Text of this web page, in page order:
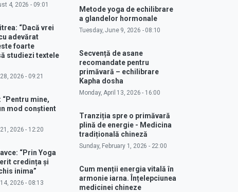
4, 2026 - 09:01
“Dacă vrei
adevărat
foarte
studiezi textele
2026 - 09:21
“Pentru mine,
mod conștient
2026 - 12:20
“Prin Yoga
credința și
inima”
2026 - 08:13
Metode yoga de echilibrare
a glandelor hormonale
Tuesday, June 9, 2026 - 08:10
Secvență de asane
recomandate pentru
primăvară – echilibrare
Kapha dosha
Monday, April 13, 2026 - 16:00
Tranziția spre o primăvară
plină de energie - Medicina
tradițională chineză
Sunday, February 1, 2026 - 22:00
Cum menții energia vitală în
armonie iarna. Înțelepciunea
medicinei chineze